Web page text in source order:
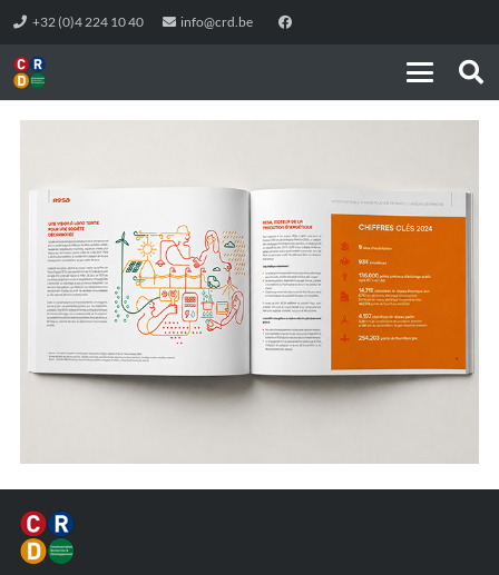
+32 (0)4 224 10 40 info@crd.be